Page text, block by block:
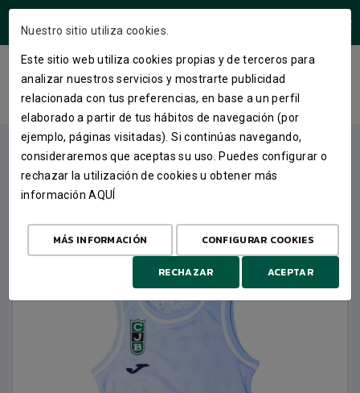
2 MINIKIT 25-26
INICIO TIENDA ROPA OFICIAL 2 MINIKIT 25-26
Nuestro sitio utiliza cookies.
Este sitio web utiliza cookies propias y de terceros para
analizar nuestros servicios y mostrarte publicidad
relacionada con tus preferencias, en base a un perfil
elaborado a partir de tus hábitos de navegación (por
ejemplo, páginas visitadas). Si continúas navegando,
consideraremos que aceptas su uso. Puedes configurar o
rechazar la utilización de cookies u obtener más
informaciónAQUÍ
MÁS INFORMACIÓN CONFIGURAR COOKIES
RECHAZAR ACEPTAR